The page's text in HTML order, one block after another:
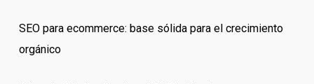
SEO para ecommerce: base sólida para el crecimiento
orgánico